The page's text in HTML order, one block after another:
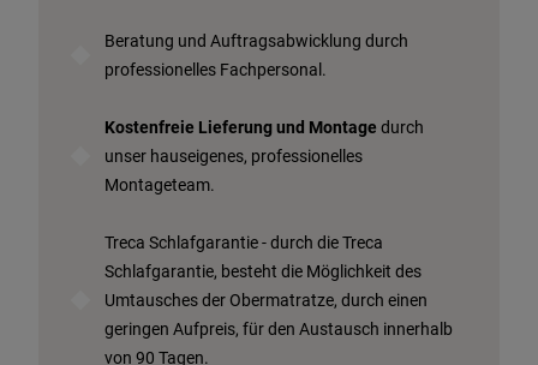
Beratung und Auftragsabwicklung durch
professionelles Fachpersonal.
Kostenfreie Lieferung und Montage durch
unser hauseigenes, professionelles
Montageteam.
Treca Schlafgarantie - durch die Treca
Schlafgarantie, besteht die Möglichkeit des
Umtausches der Obermatratze, durch einen
geringen Aufpreis, für den Austausch innerhalb
von 90 Tagen.